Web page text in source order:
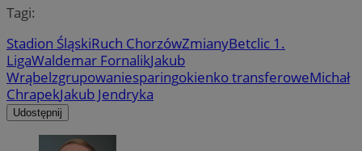
Tagi:
Stadion ŚląskiRuch ChorzówZmianyBetclic 1.
LigaWaldemar FornalikJakub
Wrąbelzgrupowaniesparingokienko transferoweMichał
ChrapekJakub Jendryka
Udostępnij